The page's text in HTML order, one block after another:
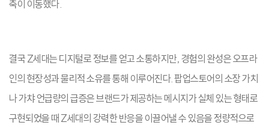
축이 이동했다.
결국 Z세대는 디지털로 정보를 얻고 소통하지만, 경험의 완성은 오프라
인의 현장성과 물리적 소유를 통해 이루어진다. 팝업스토어의 소장 가치
나 가챠 언급량의 급증은 브랜드가 제공하는 메시지가 실체 있는 형태로
구현되었을 때 Z세대의 강력한 반응을 이끌어낼 수 있음을 정량적으로